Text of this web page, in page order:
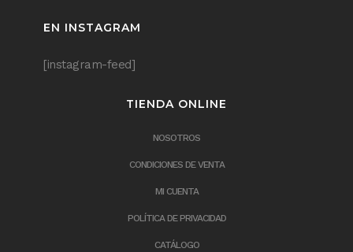
EN INSTAGRAM
[instagram-feed]
TIENDA ONLINE
NOSOTROS
CONDICIONES DE VENTA
MI CUENTA
POLÍTICA DE PRIVACIDAD
CATÁLOGO